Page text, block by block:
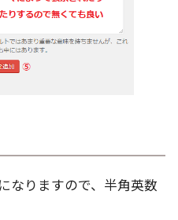
なりますので、半角英数